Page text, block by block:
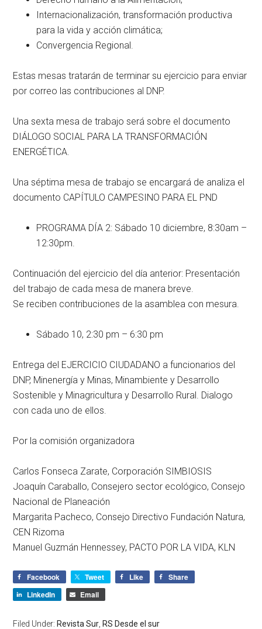
Internacionalización, transformación productiva
para la vida y acción climática;
Convergencia Regional.
Estas mesas tratarán de terminar su ejercicio para enviar
por correo las contribuciones al DNP.
Una sexta mesa de trabajo será sobre el documento
DIÁLOGO SOCIAL PARA LA TRANSFORMACIÓN
ENERGÉTICA.
Una séptima mesa de trabajo se encargará de analiza el
documento CAPÍTULO CAMPESINO PARA EL PND
PROGRAMA DÍA 2: Sábado 10 diciembre, 8:30am –
12:30pm.
Continuación del ejercicio del día anterior: Presentación
del trabajo de cada mesa de manera breve.
Se reciben contribuciones de la asamblea con mesura.
Sábado 10, 2:30 pm – 6:30 pm
Entrega del EJERCICIO CIUDADANO a funcionarios del
DNP, Minenergía y Minas, Minambiente y Desarrollo
Sostenible y Minagricultura y Desarrollo Rural. Dialogo
con cada uno de ellos.
Por la comisión organizadora
Carlos Fonseca Zarate, Corporación SIMBIOSIS
Joaquín Caraballo, Consejero sector ecológico, Consejo
Nacional de Planeación
Margarita Pacheco, Consejo Directivo Fundación Natura,
CEN Rizoma
Manuel Guzmán Hennessey, PACTO POR LA VIDA, KLN
Facebook Tweet Like
Share
LinkedIn
Email
Filed Under: Revista Sur RS Desde el sur